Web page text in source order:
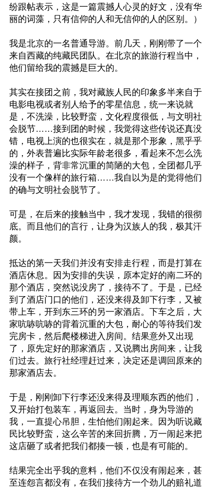
纷跟帖表示，这是一篇震撼人心灵的好文，没有华
丽的词藻，只有信仰的人和无信仰的人的区别。）
我是北京的一名普通导游。前几天，刚刚带了一个
来自西藏的纯藏民团队。在北京的旅游行程当中，
他们留给我的震撼是巨大的。
其实在接团之前，我对藏族人民的印象多半来自于
电影电视或者别人给予的零星信息，统一来说就
是，不洗澡，比较野蛮，文化程度很低，与文明社
会脱节……接到团的时候，我觉得这些传说还真没
错，电视上演的也很实在，就是那个形象，黑乎乎
的，外表普遍比实际年龄老很多，看起来不怎么洗
澡的样子，背非常沉重的简陋的大包，全团都几乎
没有一个像样的旅行箱……我自以为是的觉得他们
的确与文明社会脱节了。
可是，在后来的接触当中，我才发现，我错的很彻
底。而且他们的言行，让身为汉族人的我，极其汗
颜。
抵达的第一天我们并没有安排走行程，而是打算在
酒店休息。因为安排的失误，原本定好的南二环的
那个酒店，突然说没房了，接待不了。于是，已经
到了酒店门口的他们，还没来得及卸下行李，又被
带上车，开到东三环的另一家酒店。下车之后，大
家吭哧吭哧的背着沉重的大包，耐心的等待我们发
完房卡，然后爬楼梯进入房间。结果意外又出现
了，原先定好的那家酒店，又说腾出房间来，让我
们过去。旅行社经理赶过来，决定还是调回原来的
那家酒店去。
于是，刚刚卸下行李还没来得及理顺东西的他们，
又开始打包装车，再返回去。当时，身为导游的
我，一直提心吊胆，生怕他们闹起来。因为听说藏
民比较野蛮，这么辛苦的来回折腾，万一闹起来把
这店砸了或者把我们都揍一顿，也是有可能的。
结果完全出乎我的意料，他们不仅没有闹起来，甚
至连怨言都没有，在我们接待方一个劲儿的赔礼道